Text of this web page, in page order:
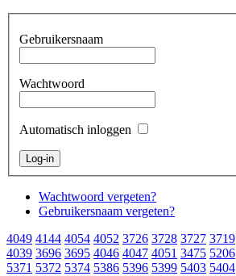
Gebruikersnaam
Wachtwoord
Automatisch inloggen
Wachtwoord vergeten?
Gebruikersnaam vergeten?
4049 4144 4054 4052 3726 3728 3727 3719
4039 3696 3695 4046 4047 4051 3475 5206
5371 5372 5374 5386 5396 5399 5403 5404